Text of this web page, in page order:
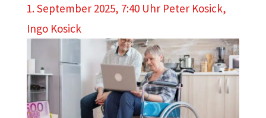
1. September 2025, 7:40 Uhr Peter Kosick,
Ingo Kosick